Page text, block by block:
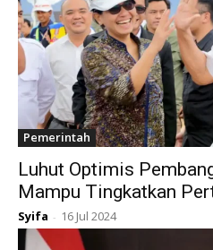
Pemerintah
Luhut Optimis
Mampu Tingkatkan
Syifa - 16 Jul 2024